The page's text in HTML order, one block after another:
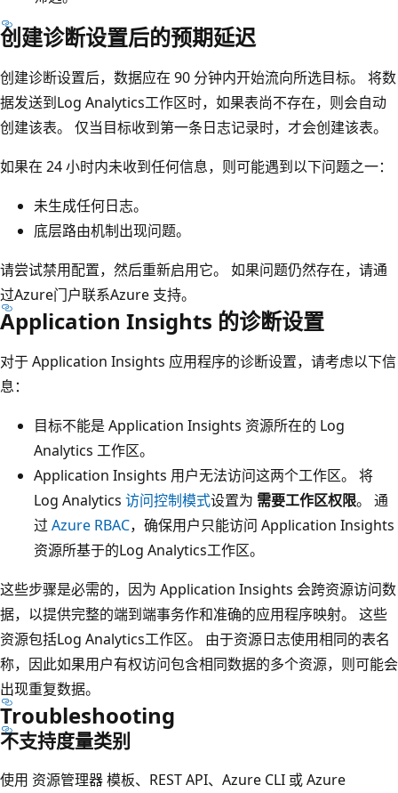
创建诊断设置后的预期延迟
创建诊断设置后，数据应在 90 分钟内开始流向所选目标。 将数
据发送到Log Analytics工作区时，如果表尚不存在，则会自动
创建该表。 仅当目标收到第一条日志记录时，才会创建该表。
如果在 24 小时内未收到任何信息，则可能遇到以下问题之一：
未生成任何日志。
底层路由机制出现问题。
请尝试禁用配置，然后重新启用它。 如果问题仍然存在，请通
过Azure门户联系Azure 支持。
Application Insights 的诊断设置
对于 Application Insights 应用程序的诊断设置，请考虑以下信
息：
目标不能是 Application Insights 资源所在的 Log
Analytics 工作区。
Application Insights 用户无法访问这两个工作区。 将
Log Analytics 访问控制模式设置为 需要工作区权限。 通
过 Azure RBAC，确保用户只能访问 Application Insights
资源所基于的Log Analytics工作区。
这些步骤是必需的，因为 Application Insights 会跨资源访问数
据，以提供完整的端到端事务作和准确的应用程序映射。 这些
资源包括Log Analytics工作区。 由于资源日志使用相同的表名
称，因此如果用户有权访问包含相同数据的多个资源，则可能会
出现重复数据。
Troubleshooting
不支持度量类别
使用 资源管理器 模板、REST API、Azure CLI 或 Azure